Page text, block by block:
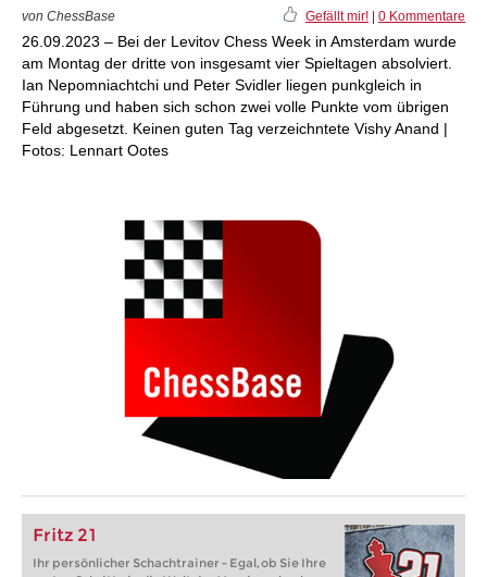
von ChessBase Gefällt mir! 0 Kommentare
26.09.2023 – Bei der Levitov Chess Week in Amsterdam wurde
am Montag der dritte von insgesamt vier Spieltagen absolviert.
Ian Nepomniachtchi und Peter Svidler liegen punkgleich in
Führung und haben sich schon zwei volle Punkte vom übrigen
Feld abgesetzt. Keinen guten Tag verzeichntete Vishy Anand |
Fotos: Lennart Ootes
Fritz 21
Ihr persönlicher Schachtrainer - Egal, ob Sie Ihre